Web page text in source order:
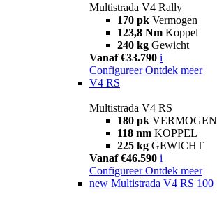
Multistrada V4 Rally
170 pk Vermogen
123,8 Nm Koppel
240 kg Gewicht
Vanaf €33.790 i
Configureer Ontdek meer
V4 RS
Multistrada V4 RS
180 pk VERMOGEN
118 nm KOPPEL
225 kg GEWICHT
Vanaf €46.590 i
Configureer Ontdek meer
new Multistrada V4 RS 100